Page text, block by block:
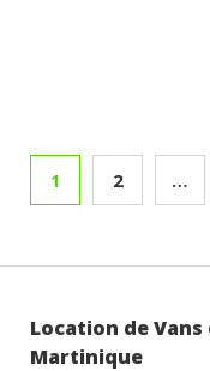
Pagination
des
1 2 …
Location de Vans
Martinique